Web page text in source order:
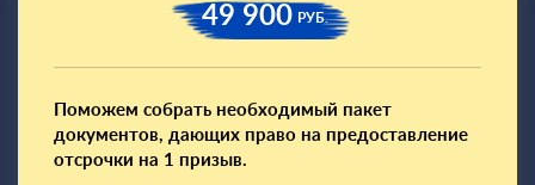
49 900 РУБ.
Поможем собрать необходимый пакет
документов, дающих право на предоставление
отсрочки на 1 призыв.